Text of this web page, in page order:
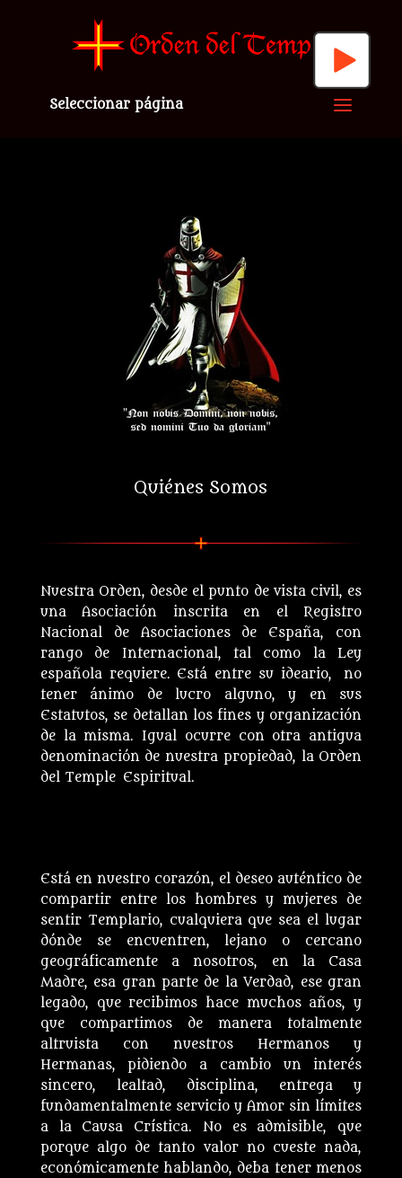
Seleccionar página
Quiénes Somos
Nuestra Orden, desde el punto de vista civil, es
una Asociación inscrita en el Registro
Nacional de Asociaciones de España, con
rango de Internacional, tal como la Ley
española requiere. Está entre su ideario, no
tener ánimo de lucro alguno, y en sus
Estatutos, se detallan los fines y organización
de la misma. Igual ocurre con otra antigua
denominación de nuestra propiedad, la Orden
del Temple Espiritual.
Está en nuestro corazón, el deseo auténtico de
compartir entre los hombres y mujeres de
sentir Templario, cualquiera que sea el lugar
dónde se encuentren, lejano o cercano
geográficamente a nosotros, en la Casa
Madre, esa gran parte de la Verdad, ese gran
legado, que recibimos hace muchos años, y
que compartimos de manera totalmente
altruista con nuestros Hermanos y
Hermanas, pidiendo a cambio un interés
sincero, lealtad, disciplina, entrega y
fundamentalmente servicio y Amor sin límites
a la Causa Crística. No es admisible, que
porque algo de tanto valor no cueste nada,
económicamente hablando, deba tener menos